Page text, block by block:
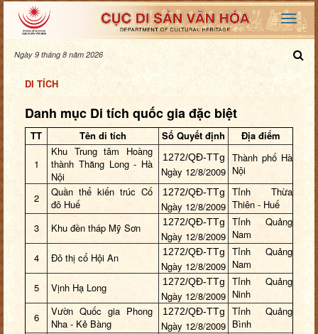
Ngày 9 tháng 8 năm 2026
DI TÍCH
Danh mục Di tích quốc gia đặc biệt
TT Tên di tích Số Quyết định Địa điểm
1
Khu Trung tâm Hoàng
thành Thăng Long - Hà
Nội
1272/QĐ-TTg
Ngày 12/8/2009
Thành phố Hà
Nội
2
Quần thể kiến trúc Cố
đô Huế
1272/QĐ-TTg
Ngày 12/8/2009
Tỉnh Thừa
Thiên - Huế
3
Khu đền tháp Mỹ Sơn 1272/QĐ-TTg
Ngày 12/8/2009
Tỉnh Quảng
Nam
4
Đô thị cổ Hội An 1272/QĐ-TTg
Ngày 12/8/2009
Tỉnh Quảng
Nam
5
Vịnh Hạ Long 1272/QĐ-TTg
Ngày 12/8/2009
Tỉnh Quảng
Ninh
6
Vườn Quốc gia Phong
Nha - Kẻ Bàng
1272/QĐ-TTg
Ngày 12/8/2009
Tỉnh Quảng
Bình